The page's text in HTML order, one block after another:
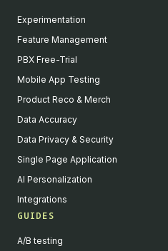
Experimentation
Feature Management
PBX Free-Trial
Mobile App Testing
Product Reco & Merch
Data Accuracy
Data Privacy & Security
Single Page Application
AI Personalization
Integrations
GUIDES
A/B testing